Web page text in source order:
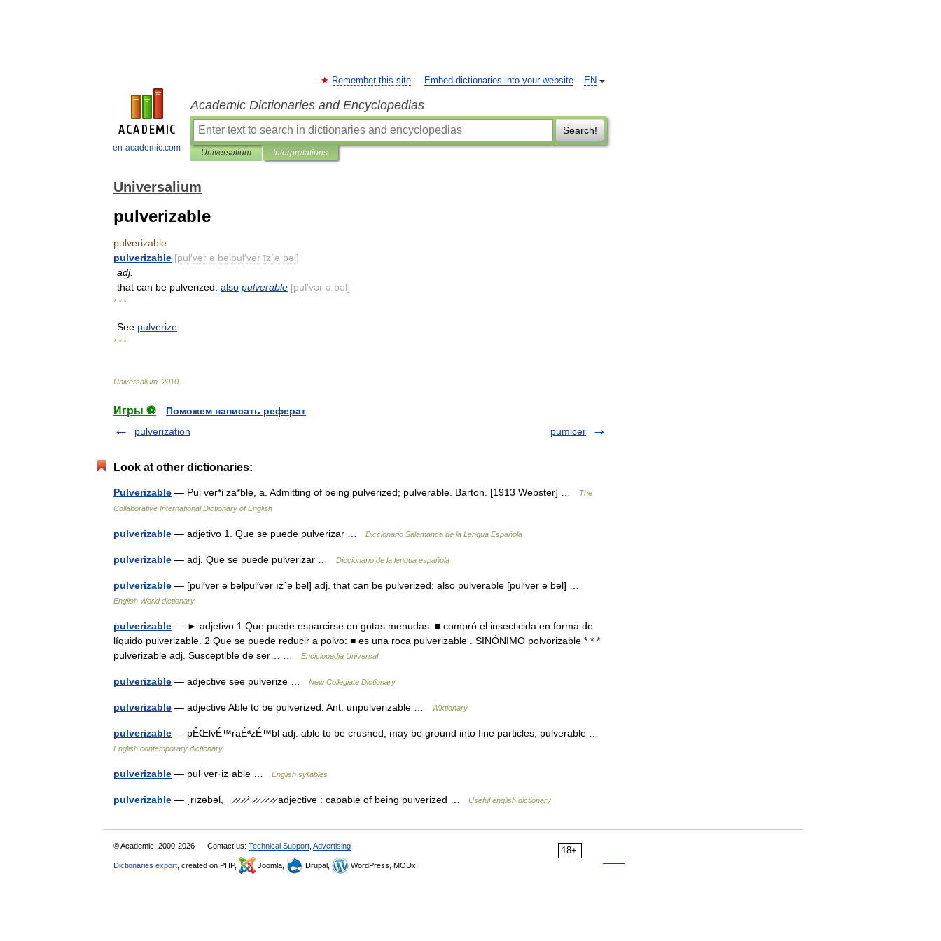
en-academic.com
EN
Remember this site Embed dictionaries into your website
Academic Dictionaries and Encyclopedias
Search!
Universalium Interpretations
Universalium
pulverizable
pulverizable
pulverizable [pul′vər ə bəlpul′vər īz΄ə bəl]
adj.
that can be pulverized: also pulverable [pul′vər ə bəl]
* * *
See pulverize
* * *
Universalium 2010
Игры ⚽
Поможем написать реферат
pulverization
pumicer
Look at other dictionaries:
Pulverizable — Pul ver*i za*ble, a. Admitting of being pulverized; pulverable. Barton. [1913 Webster] …
The
Collaborative International Dictionary of English
pulverizable — adjetivo 1. Que se puede pulverizar … Diccionario Salamanca de la Lengua Española
pulverizable — adj. Que se puede pulverizar … Diccionario de la lengua española
pulverizable — [pul′vər ə bəlpul′vər īz΄ə bəl] adj. that can be pulverized: also pulverable [pul′vər ə bəl] …
English World dictionary
pulverizable — ► adjetivo 1 Que puede esparcirse en gotas menudas: ■ compró el insecticida en forma de
líquido pulverizable. 2 Que se puede reducir a polvo: ■ es una roca pulverizable . SINÓNIMO polvorizable * * *
pulverizable adj. Susceptible de ser… …
Enciclopedia Universal
pulverizable — adjective see pulverize … New Collegiate Dictionary
pulverizable — adjective Able to be pulverized. Ant: unpulverizable … Wiktionary
pulverizable — pÊŒlvÉ™raÉªzÉ™bl adj. able to be crushed, may be ground into fine particles, pulverable …
English contemporary dictionary
pulverizable — pul·ver·iz·able … English syllables
pulverizable — ˌrīzəbəl, ˌ ̷ ̷ ̷ ̷ˈ ̷ ̷ ̷ ̷ ̷ ̷ adjective : capable of being pulverized … Useful english dictionary
18+
© Academic, 2000-2026 Contact us: Technical Support Advertising
Dictionaries export , created on PHP, Joomla, Drupal, WordPress, MODx.